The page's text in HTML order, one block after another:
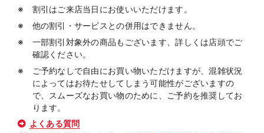
割引はご来店当日にお使いいただけます。
他の割引・サービスとの併用はできません。
一部割引対象外の商品もございます、詳しくは店頭でご
確認ください。
ご予約なしで自由にお買い物いただけますが、混雑状況
によってはお待たせしてしまう可能性がございますの
で、スムーズなお買い物のために、ご予約を推奨してお
ります。
よくある質問